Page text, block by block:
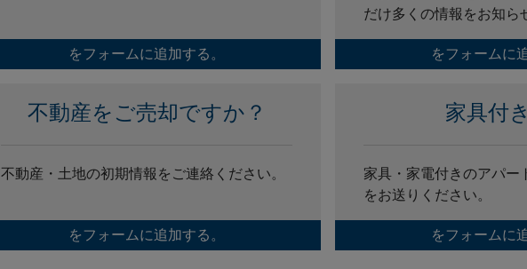
をフォームに追加する。
だけ多くの情報をお知ら
をフォームに
不動産をご売却ですか？
不動産・土地の初期情報をご連絡ください。
をフォームに追加する。
家具付
家具・家電付きのアパー
をお送りください。
をフォームに